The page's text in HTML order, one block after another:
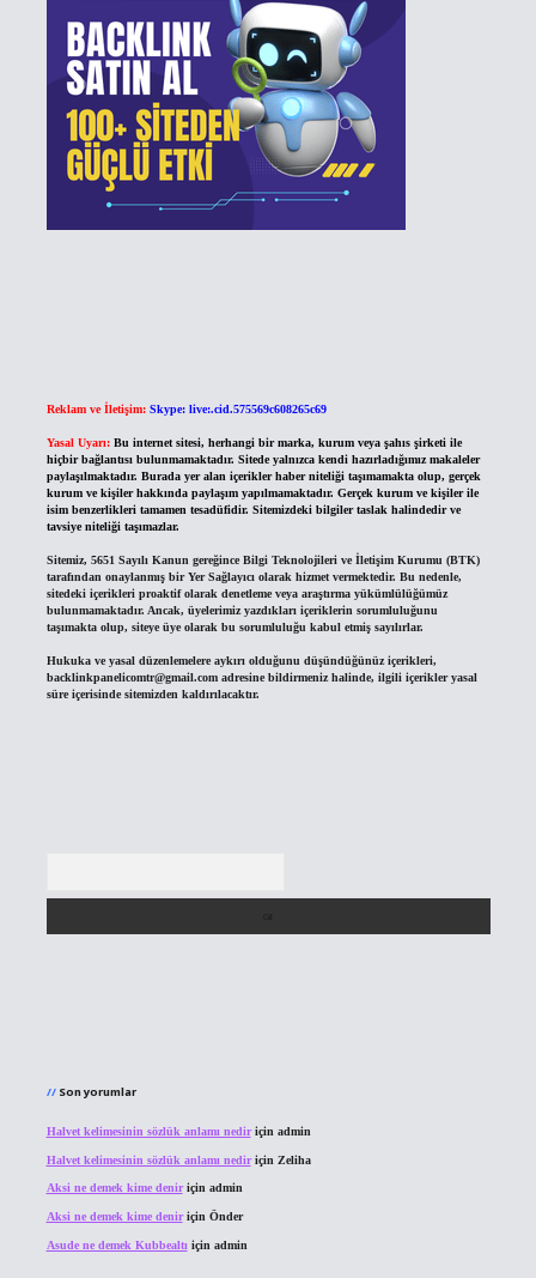
Reklam ve İletişim: Skype: live:.cid.575569c608265c69
Yasal Uyarı: Bu internet sitesi, herhangi bir marka, kurum veya şahıs şirketi ile
hiçbir bağlantısı bulunmamaktadır. Sitede yalnızca kendi hazırladığımız makaleler
paylaşılmaktadır. Burada yer alan içerikler haber niteliği taşımamakta olup, gerçek
kurum ve kişiler hakkında paylaşım yapılmamaktadır. Gerçek kurum ve kişiler ile
isim benzerlikleri tamamen tesadüfidir. Sitemizdeki bilgiler taslak halindedir ve
tavsiye niteliği taşımazlar.
Sitemiz, 5651 Sayılı Kanun gereğince Bilgi Teknolojileri ve İletişim Kurumu (BTK)
tarafından onaylanmış bir Yer Sağlayıcı olarak hizmet vermektedir. Bu nedenle,
sitedeki içerikleri proaktif olarak denetleme veya araştırma yükümlülüğümüz
bulunmamaktadır. Ancak, üyelerimiz yazdıkları içeriklerin sorumluluğunu
taşımakta olup, siteye üye olarak bu sorumluluğu kabul etmiş sayılırlar.
Hukuka ve yasal düzenlemelere aykırı olduğunu düşündüğünüz içerikleri,
backlinkpanelicomtr@gmail.comadresine bildirmeniz halinde, ilgili içerikler yasal
süre içerisinde sitemizden kaldırılacaktır.
Son yorumlar
Halvet kelimesinin sözlük anlamı nediriçin admin
Halvet kelimesinin sözlük anlamı nediriçin Zeliha
Aksi ne demek kime deniriçin admin
Aksi ne demek kime deniriçin Önder
Asude ne demek Kubbealtı için admin